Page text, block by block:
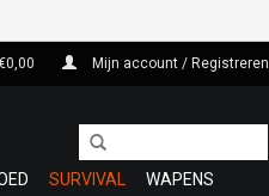
Mijn account / Registreren
SURVIVAL
WAPENS